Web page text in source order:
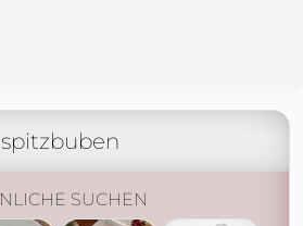
spitzbuben
SUCHEN